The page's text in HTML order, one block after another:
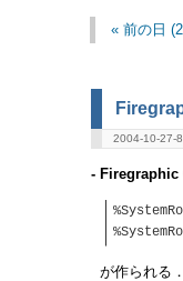
« 前の日
2004-10-27-8
- Firegraphic
が作られる．